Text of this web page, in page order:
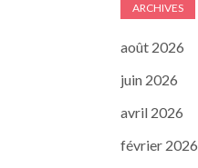
ARCHIVES
août 2026
juin 2026
avril 2026
février 2026